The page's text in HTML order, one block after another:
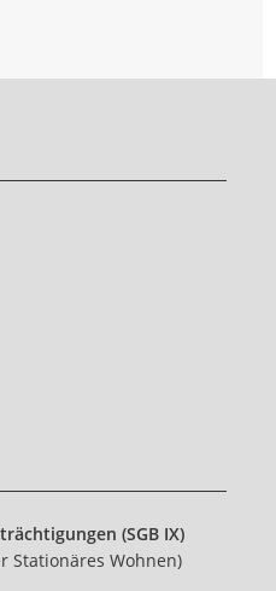
(SGB IX)
Stationäres Wohnen)